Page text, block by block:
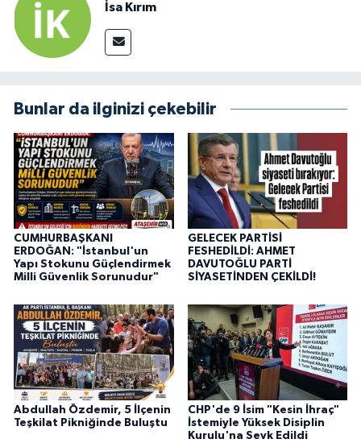
İsa Kırım
Bunlar da ilginizi çekebilir
CUMHURBAŞKANI
ERDOĞAN: "İstanbul'un
Yapı Stokunu Güçlendirmek
Milli Güvenlik Sorunudur"
GELECEK PARTİSİ
FESHEDİLDİ: AHMET
DAVUTOĞLU PARTİ
SİYASETİNDEN ÇEKİLDİ!
Abdullah Özdemir, 5 İlçenin
Teşkilat Pikniğinde Buluştu
CHP'de 9 İsim "Kesin İhraç"
İstemiyle Yüksek Disiplin
Kurulu'na Sevk Edildi